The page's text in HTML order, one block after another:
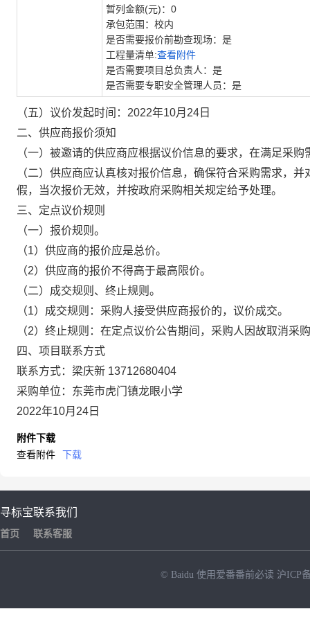
暂列金额(元)：0
承包范围：校内
是否需要报价前勘查现场：是
工程量清单:查看附件
是否需要项目总负责人：是
是否需要专职安全管理人员：是
（五）议价发起时间：2022年10月24日
二、供应商报价须知
（一）被邀请的供应商应根据议价信息的要求，在满足采
（二）供应商应认真核对报价信息，确保符合采购需求，
假，当次报价无效，并按政府采购相关规定给予处理。
三、定点议价规则
（一）报价规则。
（1）供应商的报价应是总价。
（2）供应商的报价不得高于最高限价。
（二）成交规则、终止规则。
（1）成交规则：采购人接受供应商报价的，议价成交。
（2）终止规则：在定点议价公告期间，采购人因故取消
四、项目联系方式
联系方式：梁庆新 13712680404
采购单位：东莞市虎门镇龙眼小学
2022年10月24日
附件下载
查看附件
下载
寻标宝
首页
联系我们
联系客服
© Baidu 使用爱番番前必读 沪ICP